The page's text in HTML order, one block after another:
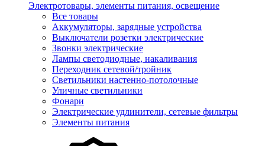
Электротовары, элементы питания, освещение
Все товары
Аккумуляторы, зарядные устройства
Выключатели розетки электрические
Звонки электрические
Лампы светодиодные, накаливания
Переходник сетевой/тройник
Светильники настенно-потолочные
Уличные светильники
Фонари
Электрические удлинители, сетевые фильтры
Элементы питания